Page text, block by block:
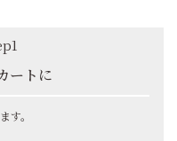
ートに
す。